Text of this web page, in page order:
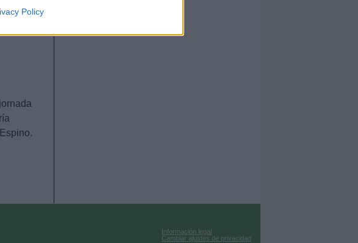
of the website
including
user protection.
Policy
–
Información legal
Cambiar ajustes de privacidad